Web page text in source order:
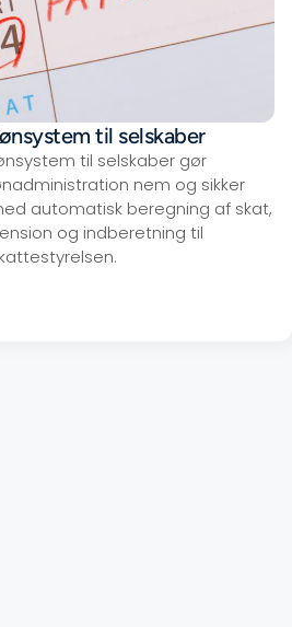
til selskaber
til selskaber gør
nem og sikker
automatisk beregning af skat,
og indberetning til